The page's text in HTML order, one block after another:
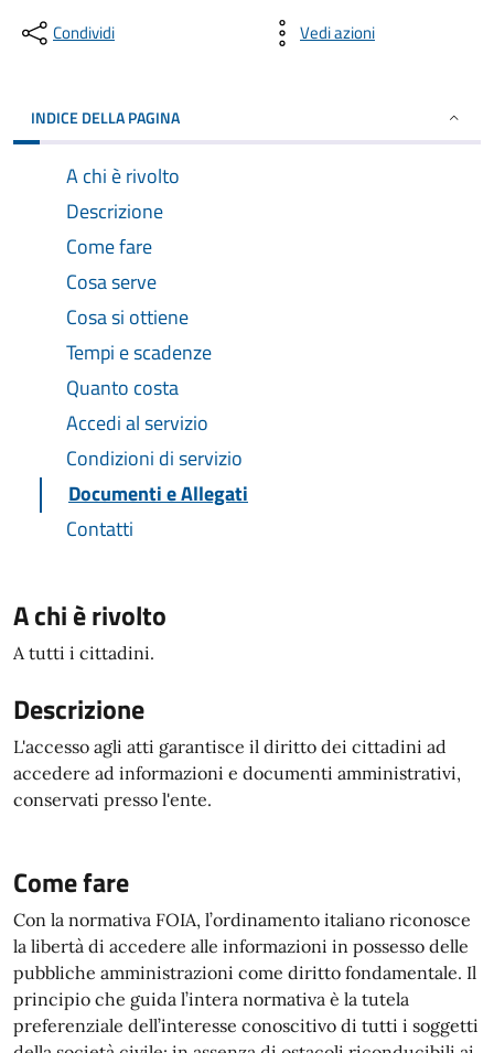
Condividi Vedi azioni
INDICE DELLA PAGINA
A chi è rivolto
Descrizione
Come fare
Cosa serve
Cosa si ottiene
Tempi e scadenze
Quanto costa
Accedi al servizio
Condizioni di servizio
Documenti e Allegati
Contatti
A chi è rivolto
A tutti i cittadini.
Descrizione
L'accesso agli atti garantisce il diritto dei cittadini ad
accedere ad informazioni e documenti amministrativi,
conservati presso l'ente.
Come fare
Con la normativa FOIA, l’ordinamento italiano riconosce
la libertà di accedere alle informazioni in possesso delle
pubbliche amministrazioni come diritto fondamentale. Il
principio che guida l’intera normativa è la tutela
preferenziale dell’interesse conoscitivo di tutti i soggetti